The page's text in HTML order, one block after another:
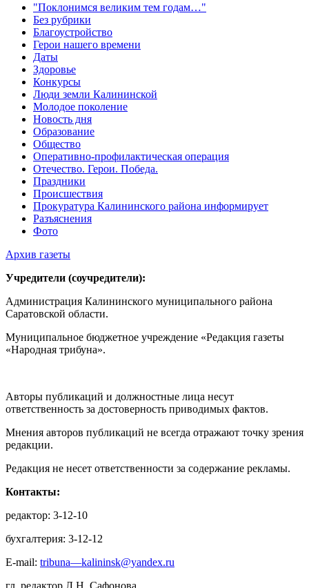
"Поклонимся великим тем годам…"
Без рубрики
Благоустройство
Герои нашего времени
Даты
Здоровье
Конкурсы
Люди земли Калининской
Молодое поколение
Новость дня
Образование
Общество
Оперативно-профилактическая операция
Отечество. Герои. Победа.
Праздники
Происшествия
Прокуратура Калининского района информирует
Разъяснения
Фото
Архив газеты
Учредители (соучредители):
Администрация Калининского муниципального района
Саратовской области.
Муниципальное бюджетное учреждение «Редакция газеты
«Народная трибуна».
Авторы публикаций и должностные лица несут
ответственность за достоверность приводимых фактов.
Мнения авторов публикаций не всегда отражают точку зрения
редакции.
Редакция не несет ответственности за содержание рекламы.
Контакты:
редактор: 3-12-10
бухгалтерия: 3-12-12
E-mail: tribuna—kalininsk@yandex.ru
гл. редактор Л.Н. Сафонова